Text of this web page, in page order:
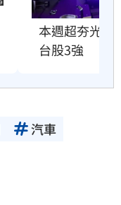
本週超夯光通
台股3強
汽車